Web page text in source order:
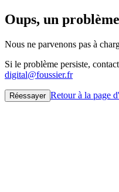
Oups, un
Nous ne parvenons pas à
Si le problème persiste,
digital@foussier.fr
Réessayer Retour à la page